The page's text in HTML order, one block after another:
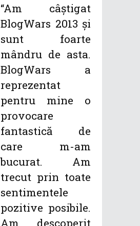
“Am câștigat
BlogWars 2013 și
sunt foarte
mândru de asta.
BlogWars a
reprezentat
pentru mine o
provocare
fantastică de
care m-am
bucurat. Am
trecut prin toate
sentimentele
pozitive posibile.
Am descoperit